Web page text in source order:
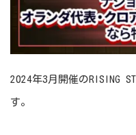
2024年3月開催のRISING
す。